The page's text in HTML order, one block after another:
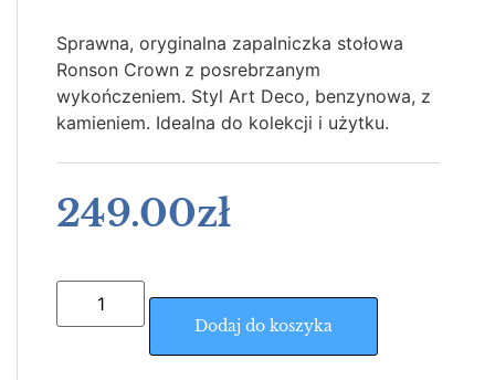
Sprawna, oryginalna zapalniczka stołowa
Ronson Crown z posrebrzanym
wykończeniem. Styl Art Deco, benzynowa, z
kamieniem. Idealna do kolekcji i użytku.
249.00zł
Dodaj do koszyka